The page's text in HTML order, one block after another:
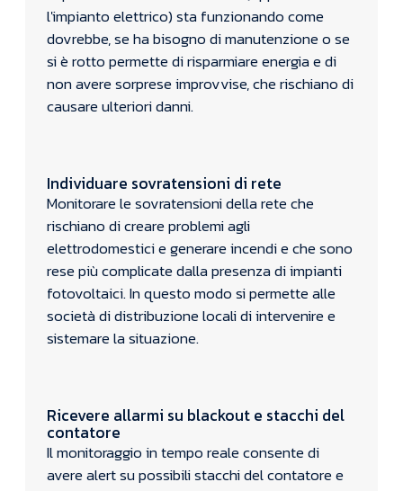
l'impianto elettrico) sta funzionando come
dovrebbe, se ha bisogno di manutenzione o se
si è rotto permette di risparmiare energia e di
non avere sorprese improvvise, che rischiano di
causare ulteriori danni.
Individuare sovratensioni di rete
Monitorare le sovratensioni della rete che
rischiano di creare problemi agli
elettrodomestici e generare incendi e che sono
rese più complicate dalla presenza di impianti
fotovoltaici. In questo modo si permette alle
società di distribuzione locali di intervenire e
sistemare la situazione.
Ricevere allarmi su blackout e stacchi del
contatore
Il monitoraggio in tempo reale consente di
avere alert su possibili stacchi del contatore e